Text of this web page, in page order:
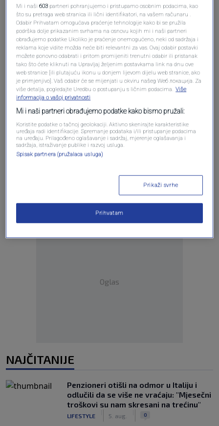
Pošalji komentar
Oglas
Oglas
NAJČITANIJE
Penzioneri otišli na odmor u Italiju i
odlučili da se više ne vraćaju: "Mjesečni
troškovi su nam skresani na trećinu"
LIFESTYLE 5. aug. 0
Mi i naši603 partneri pohranjujemo i pristupamo osobnim podacima, kao
što su pretraga web stranica ili lični identifikatori, na vašem računaru .
Odabir Prihvatam omogućava praćenje tehnologije kako bi se pružila
podrška dolje prikazanim svrhama na osnovu kojih mi i naši partneri
obrađujemo podatke Ukoliko je praćenje onemogućeno, neki od sadržaja i
reklama koje vidite možda neće biti relevantni za vas. Ovaj odabir postavki
možete ponovno odabrati i pritom promijeniti trenutni odabir ili pristanak
tako što ćete kliknuti na Upravljaj željenim postavkama link na dnu ove
web stranice [ili plutajuću ikonu u donjem lijevom dijelu web stranice, ako
je primjenjivo]. Vaš odabir će se mijenjati u okviru našeg Wеб локација. Za
više detalja, pogledajte Uredbu o postupanju s ličnim podacima. Više
informacija o vašoj privatnosti
Mi i naši partneri obrađujemo podatke kako bismo pružali:
Koristite podatke o tačnoj geolokaciji. Aktivno skenirajte karakteristike
uređaja radi identifikacije. Spremanje podataka i/ili pristupanje podacima
na uređaju. Prilagođeno oglašavanje i sadržaj, mjerenje oglašavanja i
sadržaja, istraživanje publike i razvoj usluga.
Spisak partnera (pružalaca usluga)
Prikaži svrhe
Prihvatam